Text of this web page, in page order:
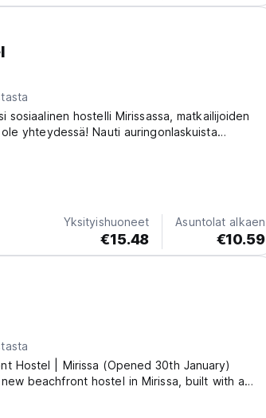
sosiaalinen hostelli Mirissassa, matkailijoiden
yhteydessä! Nauti auringonlaskuista
illoista Sri Lankassa. (Auto-translated from
Yksityishuoneet
€15.48
Asuntolat alkaen
€10.59
Hostel | Mirissa (Opened 30th January)
beachfront hostel in Mirissa, built with a
feel and a true island atmosphere. We’re
of place where you...